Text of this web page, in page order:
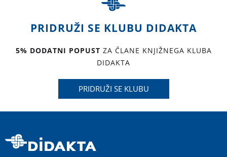
PRIDRUŽI SE KLUBU DIDAKTA
5% DODATNI POPUST ZA ČLANE KNJIŽNEGA KLUBA
DIDAKTA
PRIDRUŽI SE KLUBU